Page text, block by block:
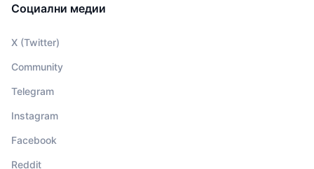
Социални медии
X (Twitter)
Community
Telegram
Instagram
Facebook
Reddit